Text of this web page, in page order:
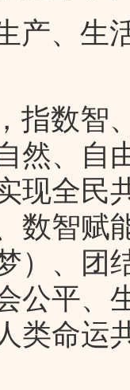
产、生
指数智
然、自
现全民
数智赋
）、团
公平、
类命